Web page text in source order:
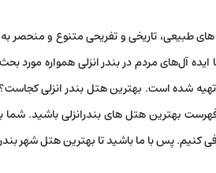
های طبیعی، تاریخی و تفریحی متنوع و منحصر
آل‌های مردم در بندر انزلی همواره مورد
شده است. بهترین هتل بندر انزلی کجاست؟
بهترین هتل های بندرانزلی باشید. شما
کنیم. پس با ما باشید تا بهترین هتل شهر